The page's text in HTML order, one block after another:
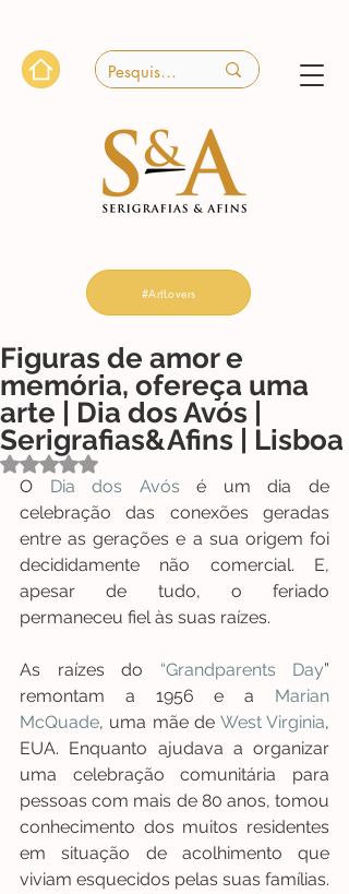
#ArtLovers
Figuras de amor e
memória, ofereça uma
arte | Dia dos Avós |
Serigrafias&Afins | Lisboa
Avaliado com NaN de 5 estrelas.
O Dia dos Avós é um dia de
celebração das conexões geradas
entre as gerações e a sua origem foi
decididamente não comercial. E,
apesar de tudo, o feriado
permaneceu fiel às suas raízes.
As raízes do “Grandparents Day”
remontam a 1956 e a Marian
McQuade, uma mãe de West Virginia,
EUA. Enquanto ajudava a organizar
uma celebração comunitária para
pessoas com mais de 80 anos, tomou
conhecimento dos muitos residentes
em situação de acolhimento que
viviam esquecidos pelas suas famílias.